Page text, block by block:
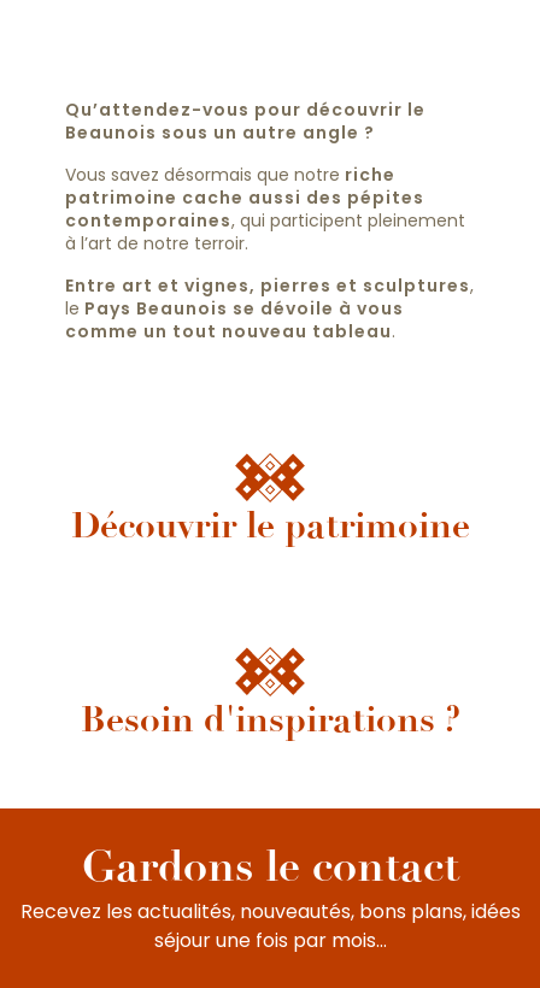
Qu’attendez-vous pour découvrir le
Beaunois sous un autre angle ?
Vous savez désormais que notre riche
patrimoine cache aussi des pépites
contemporaines, qui participent pleinement
à l’art de notre terroir.
Entre art et vignes, pierres et sculptures,
le Pays Beaunois se dévoile à vous
comme un tout nouveau tableau.
Découvrir le patrimoine
Besoin d'inspirations ?
Thermalisme et bien-être
Gardons le contact
Recevez les actualités, nouveautés, bons plans, idées
séjour une fois par mois...